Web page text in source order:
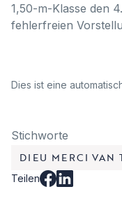
1,50-m-Klasse den
fehlerfreien
Dies ist eine
Stichworte
DIEU MERCI VAN
Teilen